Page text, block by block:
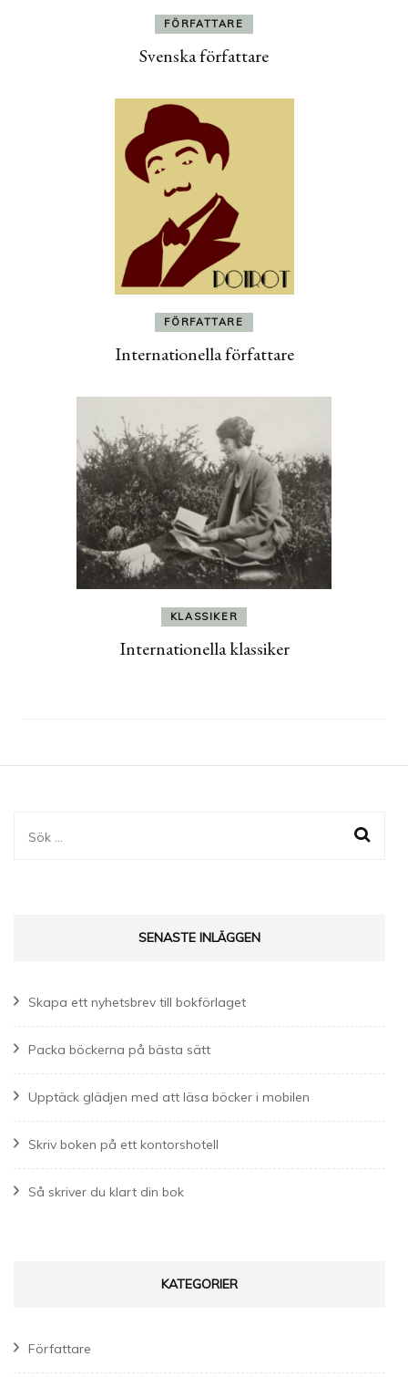
FÖRFATTARE
Svenska författare
FÖRFATTARE
Internationella författare
KLASSIKER
Internationella klassiker
Sök
SENASTE INLÄGGEN
Skapa ett nyhetsbrev till bokförlaget
Packa böckerna på bästa sätt
Upptäck glädjen med att läsa böcker i mobilen
Skriv boken på ett kontorshotell
Så skriver du klart din bok
KATEGORIER
Författare